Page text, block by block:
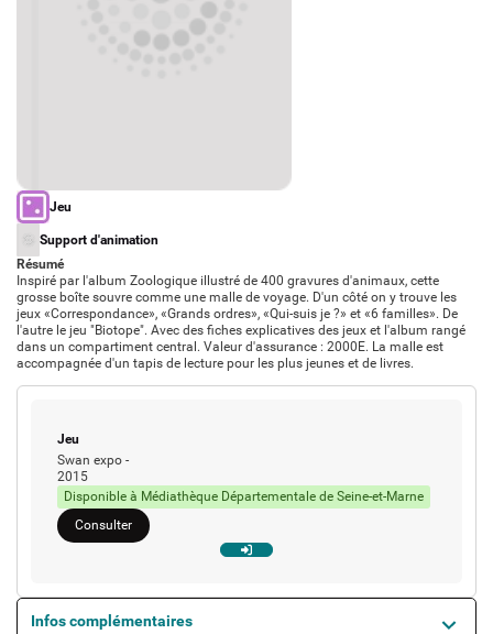
Desserte documentaire
Fiches pratiques
Publications
Type de support matériel
Jeu
Type d'oeuvre
Support d'animation
Résumé
Inspiré par l'album Zoologique illustré de 400 gravures d'animaux, cette
grosse boîte souvre comme une malle de voyage. D'un côté on y trouve les
jeux «Correspondance», «Grands ordres», «Qui-suis je ?» et «6 familles». De
l'autre le jeu "Biotope". Avec des fiches explicatives des jeux et l'album rangé
dans un compartiment central. Valeur d'assurance : 2000E. La malle est
accompagnée d'un tapis de lecture pour les plus jeunes et de livres.
Type de support matériel
Jeu
Swan expo -
2015
Disponible à Médiathèque Départementale de Seine-et-Marne
Consulter
Infos complémentaires